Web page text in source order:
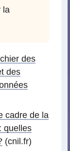
la
des
des
cadre de la
quelles
(cnil.fr)